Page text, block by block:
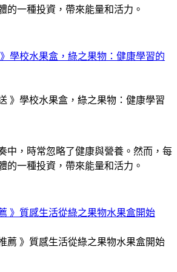
的一種投資，帶來能量和活力。
學校水果盒，綠之果物：健康學習的
中，時常忽略了健康與營養。然而，每
的一種投資，帶來能量和活力。
》質感生活從綠之果物水果盒開始